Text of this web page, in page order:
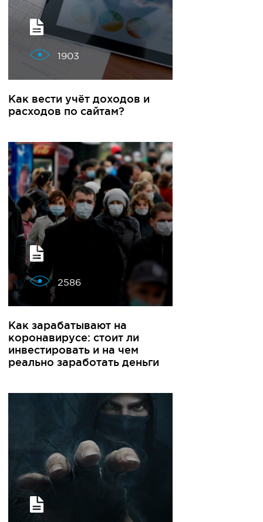
1903
Как вести учёт доходов и
расходов по сайтам?
2586
Как зарабатывают на
коронавирусе: стоит ли
инвестировать и на чем
реально заработать деньги